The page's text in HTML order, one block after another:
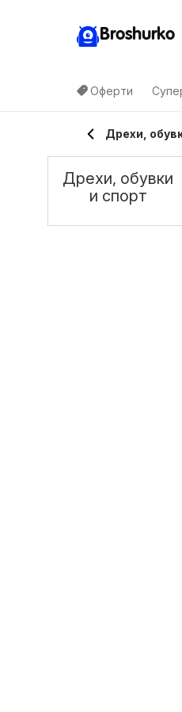
Broshurko
Оферти
Дрехи,
Дрехи, обувки
и спорт